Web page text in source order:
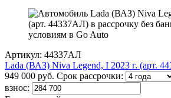
Артикул: 44337АЛ
Lada (ВАЗ) Niva Legend, I 2023 г. (арт.
949 000 руб. Срок рассрочки:
взнос: